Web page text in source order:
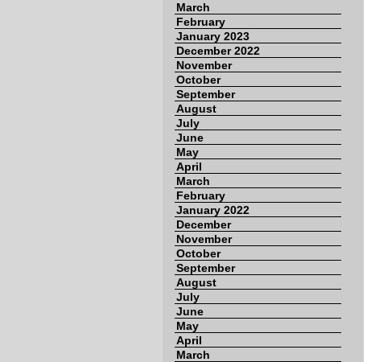
March
February
January 2023
December 2022
November
October
September
August
July
June
May
April
March
February
January 2022
December
November
October
September
August
July
June
May
April
March